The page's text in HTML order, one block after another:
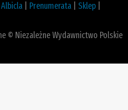
Albicla Prenumerata Sklep
© Niezależne Wydawnictwo Polskie